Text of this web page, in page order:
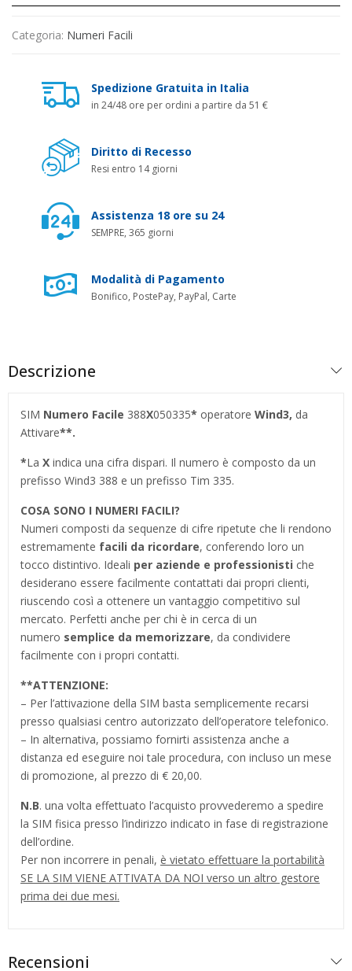
Categoria: Numeri Facili
Spedizione Gratuita in Italia
in 24/48 ore per ordini a partire da 51 €
Diritto di Recesso
Resi entro 14 giorni
Assistenza 18 ore su 24
SEMPRE, 365 giorni
Modalità di Pagamento
Bonifico, PostePay, PayPal, Carte
Descrizione
SIM Numero Facile 388X050335* operatore Wind3, da
Attivare**.
*La X indica una cifra dispari. Il numero è composto da un
prefisso Wind3 388 e un prefisso Tim 335.
COSA SONO I NUMERI FACILI?
Numeri composti da sequenze di cifre ripetute che li rendono
estremamente facili da ricordare, conferendo loro un
tocco distintivo. Ideali per aziende e professionisti che
desiderano essere facilmente contattati dai propri clienti,
riuscendo così a ottenere un vantaggio competitivo sul
mercato. Perfetti anche per chi è in cerca di un
numero semplice da memorizzare, da condividere
facilmente con i propri contatti.
**ATTENZIONE:
– Per l’attivazione della SIM basta semplicemente recarsi
presso qualsiasi centro autorizzato dell’operatore telefonico.
– In alternativa, possiamo fornirti assistenza anche a
distanza ed eseguire noi tale procedura, con incluso un mese
di promozione, al prezzo di € 20,00.
N.B. una volta effettuato l’acquisto provvederemo a spedire
la SIM fisica presso l’indirizzo indicato in fase di registrazione
dell’ordine.
Per non incorrere in penali, è vietato effettuare la portabilità
SE LA SIM VIENE ATTIVATA DA NOI verso un altro gestore
prima dei due mesi.
Recensioni